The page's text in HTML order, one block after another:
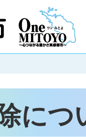
につ